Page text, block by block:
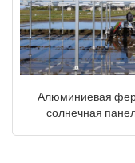
Алюминиевая
солнечная